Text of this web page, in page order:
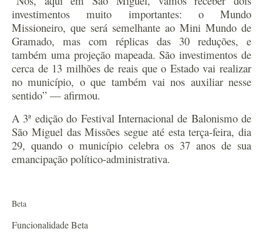
investimentos muito importantes: o Mundo
Missioneiro, que será semelhante ao Mini Mundo de
Gramado, mas com réplicas das 30 reduções, e
também uma projeção mapeada. São investimentos de
cerca de 13 milhões de reais que o Estado vai realizar
no município, o que também vai nos auxiliar nesse
sentido” — afirmou.
A 3ª edição do Festival Internacional de Balonismo de
São Miguel das Missões segue até esta terça-feira, dia
29, quando o município celebra os 37 anos de sua
emancipação político-administrativa.
Beta
Funcionalidade Beta